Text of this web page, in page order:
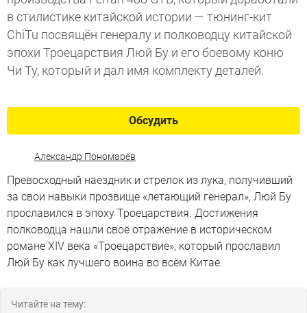
в стилистике китайской истории — тюнинг-кит
ChiTu посвящён генералу и полководцу китайской
эпохи Троецарствия Люй Бу и его боевому коню
Чи Ту, который и дал имя комплекту деталей.
Обсудить
Александр Пономарёв
Превосходный наездник и стрелок из лука, получивший
за свои навыки прозвище «летающий генерал», Люй Бу
прославился в эпоху Троецарствия. Достижения
полководца нашли своё отражение в историческом
романе XIV века «Троецарствие», который прославил
Люй Бу как лучшего воина во всём Китае.
Читайте на тему: